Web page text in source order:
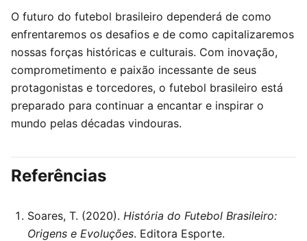
O futuro do futebol brasileiro dependerá de como
enfrentaremos os desafios e de como capitalizaremos
nossas forças históricas e culturais. Com inovação,
comprometimento e paixão incessante de seus
protagonistas e torcedores, o futebol brasileiro está
preparado para continuar a encantar e inspirar o
mundo pelas décadas vindouras.
Referências
Soares, T. (2020). História do Futebol Brasileiro:
Origens e Evoluções. Editora Esporte.